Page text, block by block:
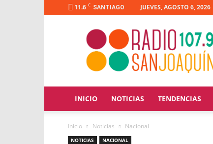
11.6 C SANTIAGO JUEVES, AGOSTO 6, 2026
Radio
Joaquín
INICIO NOTICIAS TENDENCIAS
Inicio Noticias Nacional
NOTICIAS NACIONAL